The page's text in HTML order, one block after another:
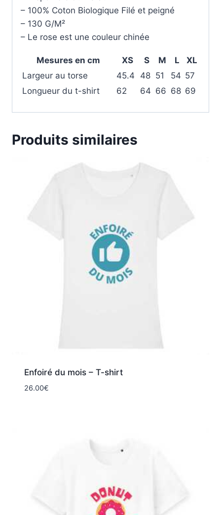
– 100% Coton Biologique Filé et peigné
– 130 G/M²
– Le rose est une couleur chinée
Mesures en cm XS S M L
XL
Largeur au torse
45.4 48 51 54 57
Longueur du t-shirt
62 64 66 68 69
Produits similaires
Enfoiré du mois – T-shirt
26.00€